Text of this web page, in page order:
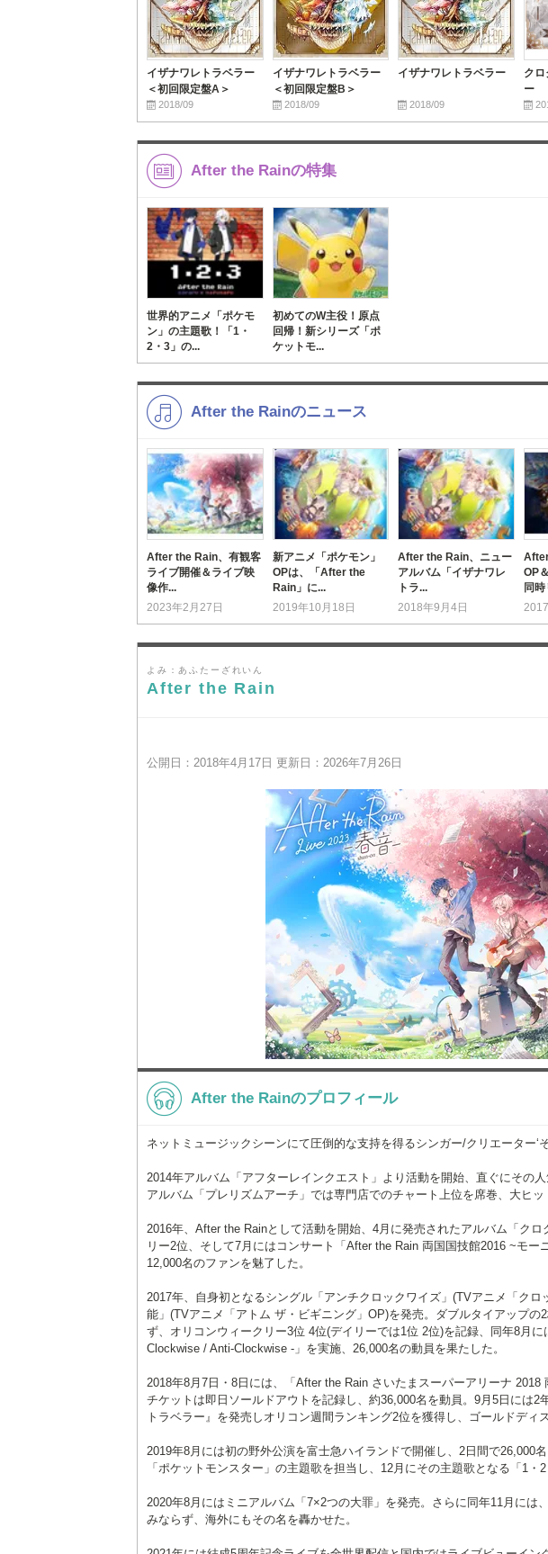
イザナワレトラベラー
＜初回限定盤A＞
2018/09
イザナワレトラベラー
＜初回限定盤B＞
2018/09
イザナワレトラベラー
2018/09
クロ
ー
After the Rainの特集
世界的アニメ「ポケモ
ン」の主題歌！「1・
2・3」の...
初めてのW主役！原点
回帰！新シリーズ「ポ
ケットモ...
After the Rainのニュース
After the Rain、有観客
ライブ開催＆ライブ映
像作...
2023年2月27日
新アニメ「ポケモン」
OPは、「After the
Rain」に...
2019年10月18日
After the Rain、ニュー
アルバム「イザナワレ
トラ...
2018年9月4日
OP
同時
よみ：あふたーざれいん
After the Rain
公開日：2018年4月17日 更新日：2026年7月26日
After the Rainのプロフィール
ネットミュージックシーンにて圧倒的な支持を得るシンガー/クリエーター‘そ
2014年アルバム「アフターレインクエスト」より活動を開始、直ぐにその
アルバム「プレリズムアーチ」では専門店でのチャート上位を席巻、大ヒッ
2016年、After the Rainとして活動を開始、4月に発売されたアルバム「ク
リー2位、そして7月にはコンサート「After the Rain 両国国技館2016 ~モー
12,000名のファンを魅了した。
2017年、自身初となるシングル「アンチクロックワイズ」(TVアニメ「ク
能」(TVアニメ「アトム ザ・ビギニング」OP)を発売。ダブルタイアップの
ず、オリコンウィークリー3位 4位(デイリーでは1位 2位)を記録、同年8月
Clockwise / Anti-Clockwise -」を実施、26,000名の動員を果たした。
2018年8月7日・8日には、「After the Rain さいたまスーパーアリーナ 2018
チケットは即日ソールドアウトを記録し、約36,000名を動員。9月5日には2
トラベラー』を発売しオリコン週間ランキング2位を獲得し、ゴールドディ
2019年8月には初の野外公演を富士急ハイランドで開催し、2日間で26,000
「ポケットモンスター」の主題歌を担当し、12月にその主題歌となる「1・2
2020年8月にはミニアルバム「7×2つの大罪」を発売。さらに同年11月には
みならず、海外にもその名を轟かせた。